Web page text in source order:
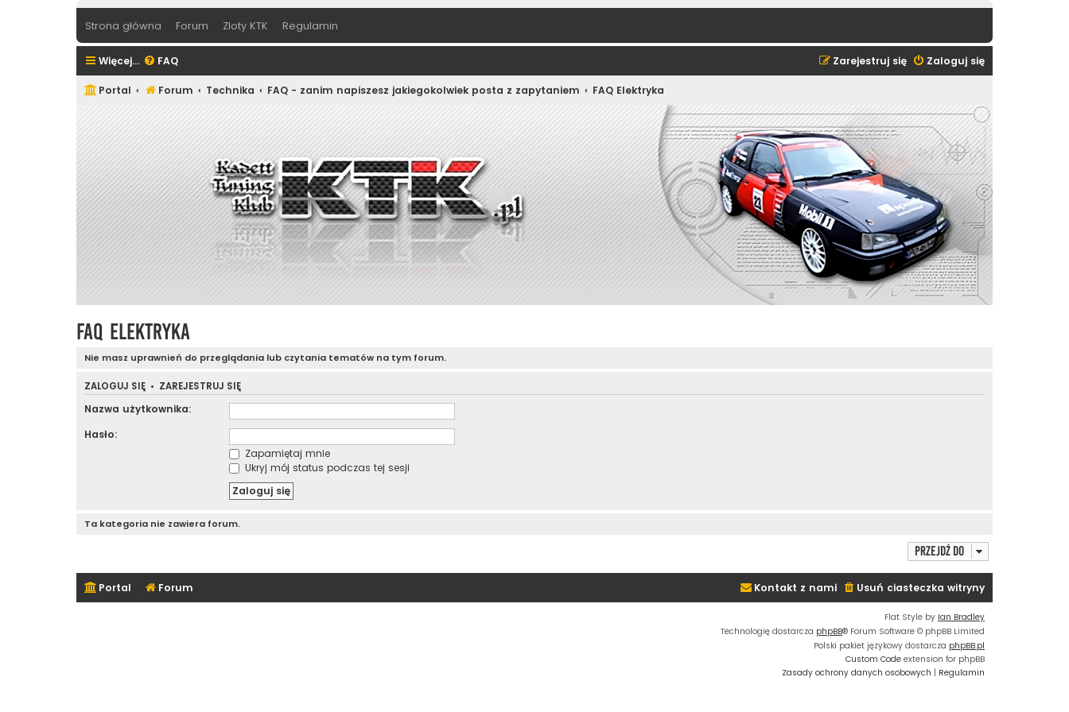
Strona główna Forum Zloty KTK Regulamin
Więcej… FAQ Zaloguj się
Zarejestruj się
Portal Forum Technika FAQ - zanim napiszesz jakiegokolwiek posta z zapytaniem FAQ Elektryka
FAQ Elektryka
Nie masz uprawnień do przeglądania lub czytania tematów na tym forum.
ZALOGUJ SIĘ • ZAREJESTRUJ SIĘ
Nazwa użytkownika:
Hasło:
Zapamiętaj mnie
Ukryj mój status podczas tej sesji
Ta kategoria nie zawiera forum.
Przejdź do
Portal Forum Usuń ciasteczka witryny
Kontakt z nami
Flat Style by Ian Bradley
Technologię dostarcza phpBB® Forum Software © phpBB Limited
Polski pakiet językowy dostarcza phpBB.pl
Custom Code extension for phpBB
Zasady ochrony danych osobowych | Regulamin